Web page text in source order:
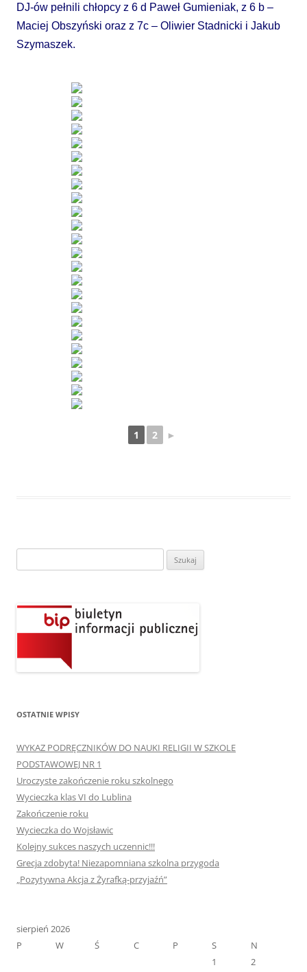
DJ-ów pełnili chłopcy z 6 d Paweł Gumieniak, z 6 b –
Maciej Obszyński oraz z 7c – Oliwier Stadnicki i Jakub
Szymaszek.
1 2 ►
OSTATNIE WPISY
WYKAZ PODRĘCZNIKÓW DO NAUKI RELIGII W SZKOLE
PODSTAWOWEJ NR 1
Uroczyste zakończenie roku szkolnego
Wycieczka klas VI do Lublina
Zakończenie roku
Wycieczka do Wojsławic
Kolejny sukces naszych uczennic!!!
Grecja zdobyta! Niezapomniana szkolna przygoda
„Pozytywna Akcja z Żyrafką-przyjaźń”
sierpień 2026
P
W Ś C P S
N
1
2